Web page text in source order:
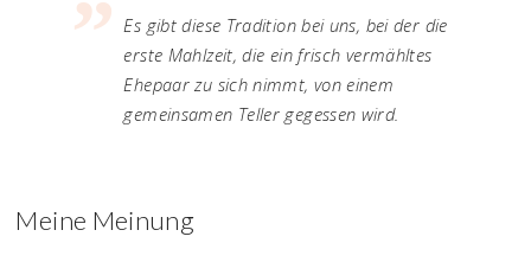
Es gibt diese Tradition bei uns, bei der die
erste Mahlzeit, die ein frisch vermähltes
Ehepaar zu sich nimmt, von einem
gemeinsamen Teller gegessen wird.
Meine Meinung